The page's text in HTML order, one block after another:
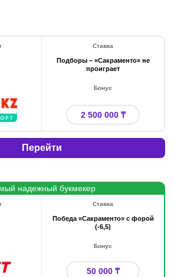
Ставка
Подборы – «Сакраменто» не
проиграет
Бонус
2 500 000 ₸
Перейти
надежный букмекер
Ставка
Победа «Сакраменто» с форой
(-6,5)
Бонус
50 000 ₸